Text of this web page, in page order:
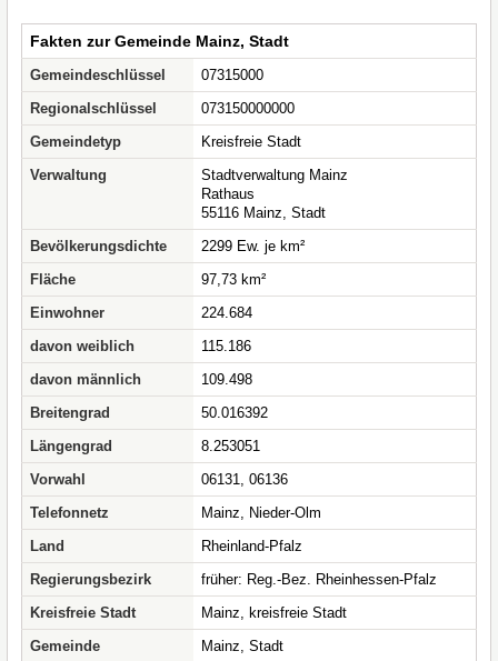
Fakten zur Gemeinde Mainz, Stadt
Gemeindeschlüssel
07315000
Regionalschlüssel
073150000000
Gemeindetyp
Kreisfreie Stadt
Verwaltung
Stadtverwaltung Mainz
Rathaus
55116 Mainz, Stadt
Bevölkerungsdichte
2299 Ew. je km²
Fläche
97,73 km²
Einwohner
224.684
davon weiblich
115.186
davon männlich
109.498
Breitengrad
50.016392
Längengrad
8.253051
Vorwahl
06131, 06136
Telefonnetz
Mainz, Nieder-Olm
Land
Rheinland-Pfalz
Regierungsbezirk
früher: Reg.-Bez. Rheinhessen-Pfalz
Kreisfreie Stadt
Mainz, kreisfreie Stadt
Gemeinde
Mainz, Stadt